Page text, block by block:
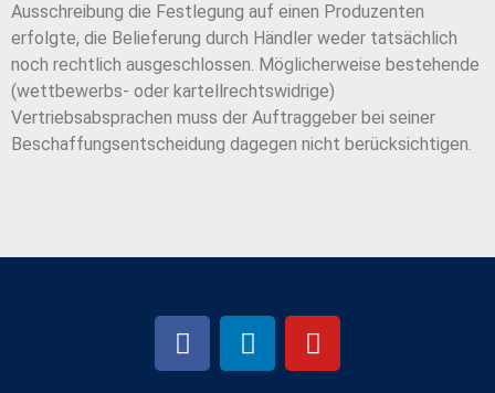
Ausschreibung die Festlegung auf einen Produzenten
erfolgte, die Belieferung durch Händler weder tatsächlich
noch rechtlich ausgeschlossen. Möglicherweise bestehende
(wettbewerbs- oder kartellrechtswidrige)
Vertriebsabsprachen muss der Auftraggeber bei seiner
Beschaffungsentscheidung dagegen nicht berücksichtigen.